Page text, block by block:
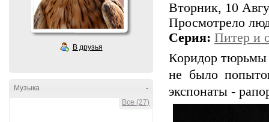
В друзья
-
Музыка
Все (27)
Вторник, 10
Просмотрело
Серия: Питер и
Коридор тюрьмы
не было
экспонаты -